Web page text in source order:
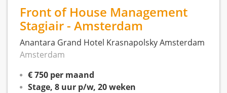
Front of House Management
Stagiair - Amsterdam
Anantara Grand Hotel Krasnapolsky Amsterdam
Amsterdam
€ 750 per maand
Stage, 8 uur p/w, 20 weken